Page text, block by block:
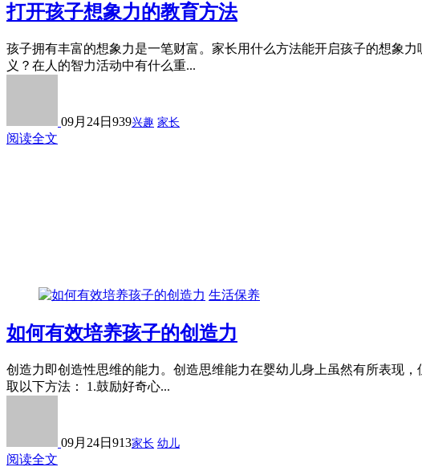
打开孩子想象力的教育方法
孩子拥有丰富的想象力是一笔财富。家长用什么方法能开启孩子的想象
义？在人的智力活动中有什么重...
09月24日 939兴趣 家长
阅读全文
生活保养
如何有效培养孩子的创造力
创造力即创造性思维的能力。创造思维能力在婴幼儿身上虽然有所表现
取以下方法： 1.鼓励好奇心...
09月24日 913家长 幼儿
阅读全文